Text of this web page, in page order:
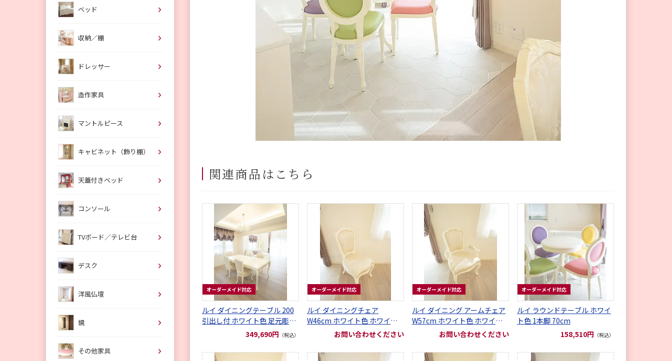
関連商品はこちら
オーダーメイド対応
ルイ ダイニングテーブル 200
引出し付 ホワイト色 足元彫刻
349,690円 （税込）
オーダーメイド対応
ルイ ダイニングチェア
W46cm ホワイト色 ホワイト
リリーの張地お問い合わせください
オーダーメイド対応
ルイ ダイニング アームチェア
W57cm ホワイト色 ホワイト
リリーの張地お問い合わせください
オーダーメイド対応
ルイ ラウンドテーブル ホワイ
ト色 1本脚 70cm
158,510円 （税込）
ベッド
収納／棚
ドレッサー
造作家具
マントルピース
キャビネット（飾り棚）
天蓋付きベッド
コンソール
TVボード／テレビ台
デスク
洋風仏壇
鏡
その他家具